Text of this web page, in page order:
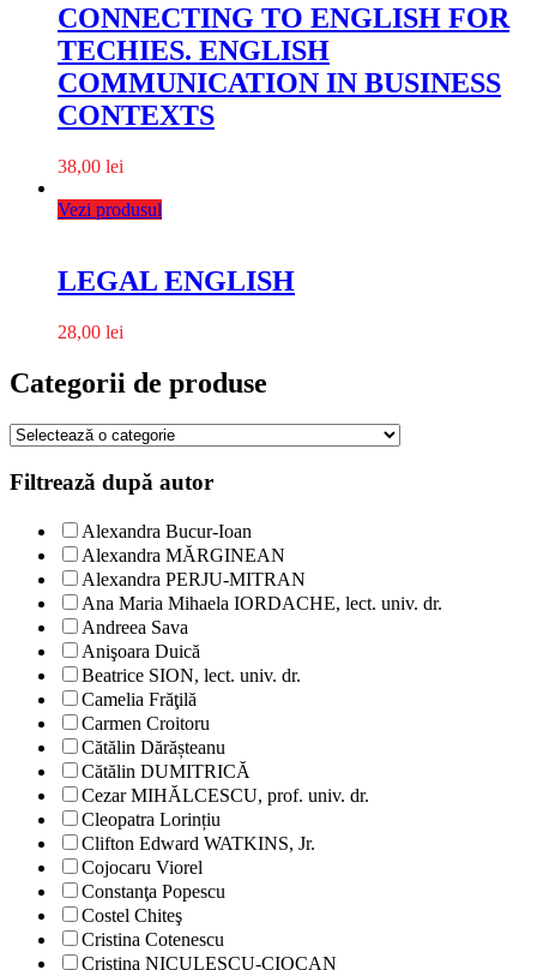
CONNECTING TO ENGLISH FOR
TECHIES. ENGLISH
COMMUNICATION IN BUSINESS
CONTEXTS
38,00 lei
Vezi produsul
LEGAL ENGLISH
28,00 lei
Categorii de produse
Filtrează după autor
Alexandra Bucur-Ioan
Alexandra MĂRGINEAN
Alexandra PERJU-MITRAN
Ana Maria Mihaela IORDACHE, lect. univ. dr.
Andreea Sava
Anişoara Duică
Beatrice SION, lect. univ. dr.
Camelia Frăţilă
Carmen Croitoru
Cătălin Dărășteanu
Cătălin DUMITRICĂ
Cezar MIHĂLCESCU, prof. univ. dr.
Cleopatra Lorințiu
Clifton Edward WATKINS, Jr.
Cojocaru Viorel
Constanţa Popescu
Costel Chiteş
Cristina Cotenescu
Cristina NICULESCU-CIOCAN